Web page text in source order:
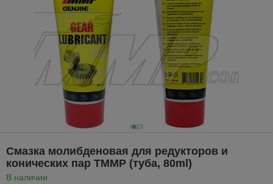
Смазка молибденовая для редукторов и
конических пар TMMP (туба, 80ml)
В наличии